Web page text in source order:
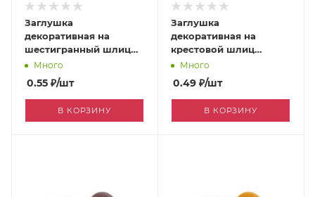
Заглушка
декоративная на
шестигранный шлиц
темно-коричневый
[170049998]
Много
0.55 ₽/шт
В КОРЗИНУ
Заглушка
декоративная на
крестовой шлиц
темно-коричневый
[0003094]
Много
0.49 ₽/шт
В КОРЗИНУ